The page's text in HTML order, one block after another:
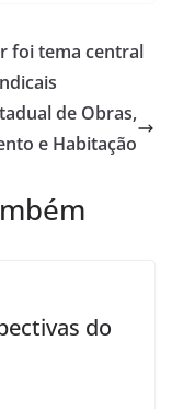
foi tema central
de Obras,
e Habitação
do